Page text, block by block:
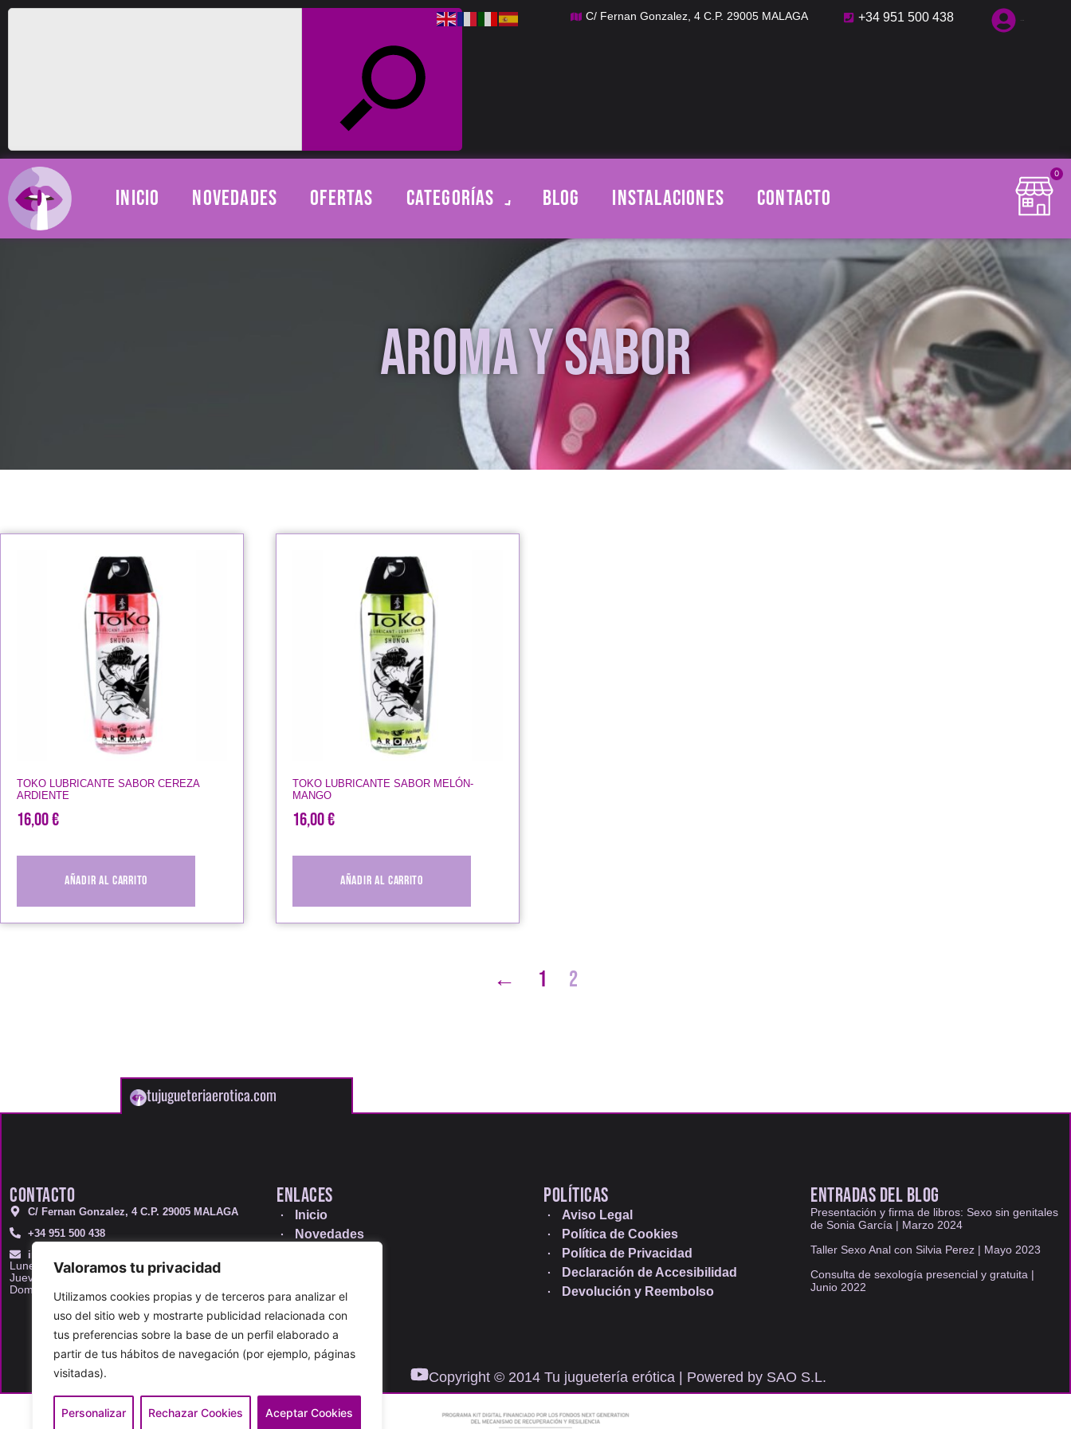
Valoramos tu privacidad
Utilizamos cookies propias y de terceros para analizar el
uso del sitio web y mostrarte publicidad relacionada con
tus preferencias sobre la base de un perfil elaborado a
partir de tus hábitos de navegación (por ejemplo, páginas
visitadas).
Personalizar Rechazar Cookies Aceptar Cookies
C/ Fernan Gonzalez, 4 C.P. 29005 MALAGA +34 951 500 438
INICIO NOVEDADES OFERTAS CATEGORÍAS BLOG INSTALACIONES CONTACTO
0
AROMA Y SABOR
TOKO LUBRICANTE SABOR CEREZA
ARDIENTE
16,00€
Añadir al carrito
TOKO LUBRICANTE SABOR MELÓN-
MANGO
16,00€
Añadir al carrito
← 1 2
tujugueteriaerotica.com
CONTACTO
C/ Fernan Gonzalez, 4 C.P. 29005 MALAGA
+34 951 500 438
info@tujugueteriaerotica.com
Lunes a Miércoles 11:00 - 14:30 | 17:30 - 21:00
Jueves, Viernes y Sábados 11:00 - 21:00
Domingos 11.00 - 14:30
ENLACES
Inicio
Novedades
Instalaciones
Contacto
POLÍTICAS
Aviso Legal
Política de Cookies
Política de Privacidad
Declaración de Accesibilidad
Devolución y Reembolso
ENTRADAS DEL BLOG
Presentación y firma de libros: Sexo sin genitales
de Sonia García | Marzo 2024
Taller Sexo Anal con Silvia Perez | Mayo 2023
Consulta de sexología presencial y gratuita |
Junio 2022
Copyright © 2014 Tu juguetería erótica | Powered by SAO S.L.